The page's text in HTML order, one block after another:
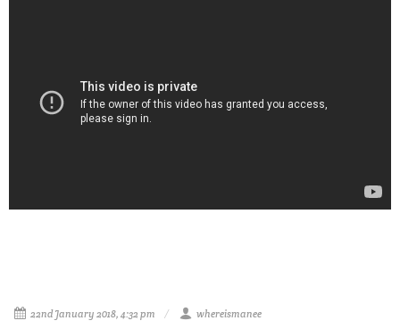
22nd January 2018, 4:32 pm whereismanee